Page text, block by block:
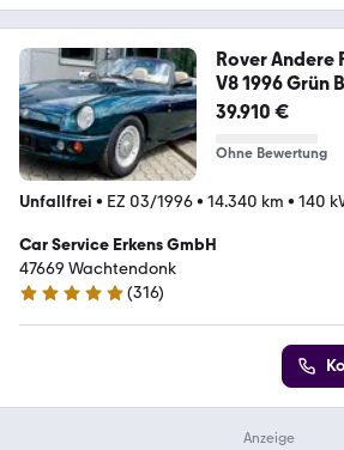
Rover Andere
V8 1996 Grün
39.910 €
Ohne Bewertung
Unfallfrei • EZ 03/1996• 14.340 km • 140
Car Service Erkens GmbH
47669 Wachtendonk
4.9 Sterne
(316)